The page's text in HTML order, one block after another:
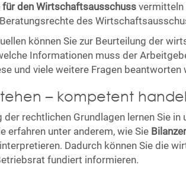
für den Wirtschaftsausschuss vermitteln
des
können Sie zur Beurteilung der
Informationen muss der
und viele weitere Fragen
– kompetent
rechtlichen Grundlagen lernen Sie in
erfahren unter anderem, wie Sie
Dadurch können Sie die
fundiert informieren.